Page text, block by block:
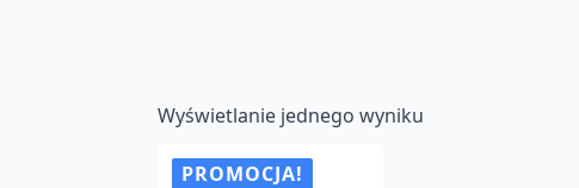
Wyświetlanie jednego wyniku
PROMOCJA!